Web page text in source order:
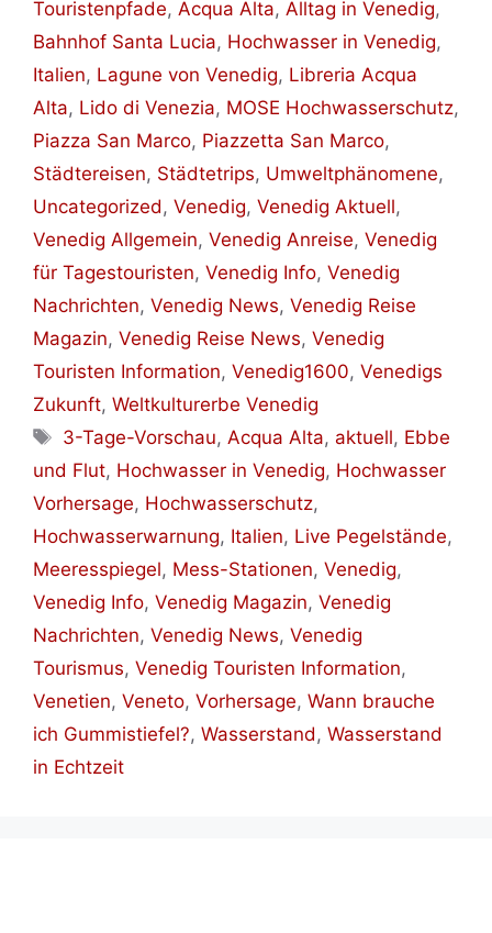
Touristenpfade, Acqua Alta, Alltag in Venedig,
Bahnhof Santa Lucia, Hochwasser in Venedig,
Italien, Lagune von Venedig, Libreria Acqua
Alta, Lido di Venezia, MOSE Hochwasserschutz,
Piazza San Marco, Piazzetta San Marco,
Städtereisen, Städtetrips, Umweltphänomene,
Uncategorized , Venedig, Venedig Aktuell,
Venedig Allgemein, Venedig Anreise, Venedig
für Tagestouristen, Venedig Info, Venedig
Nachrichten, Venedig News, Venedig Reise
Magazin, Venedig Reise News, Venedig
Touristen Information, Venedig1600, Venedigs
Zukunft, Weltkulturerbe Venedig
Schlagwörter
3-Tage-Vorschau, Acqua Alta, aktuell, Ebbe
und Flut, Hochwasser in Venedig, Hochwasser
Vorhersage, Hochwasserschutz,
Hochwasserwarnung, Italien, Live Pegelstände,
Meeresspiegel, Mess-Stationen, Venedig,
Venedig Info, Venedig Magazin, Venedig
Nachrichten, Venedig News, Venedig
Tourismus, Venedig Touristen Information,
Venetien, Veneto, Vorhersage, Wann brauche
ich Gummistiefel?, Wasserstand , Wasserstand
in Echtzeit